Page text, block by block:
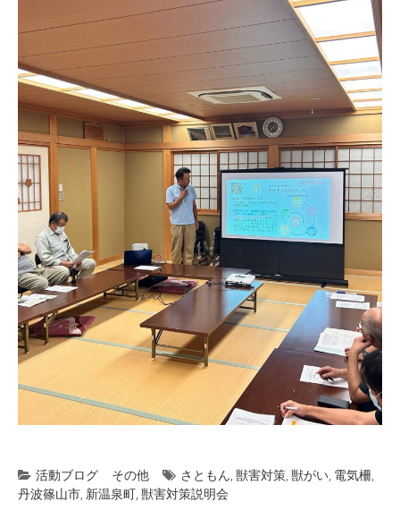
活動ブログ その他 さともん 獣害対策 獣がい 電気柵
丹波篠山市 新温泉町 獣害対策説明会